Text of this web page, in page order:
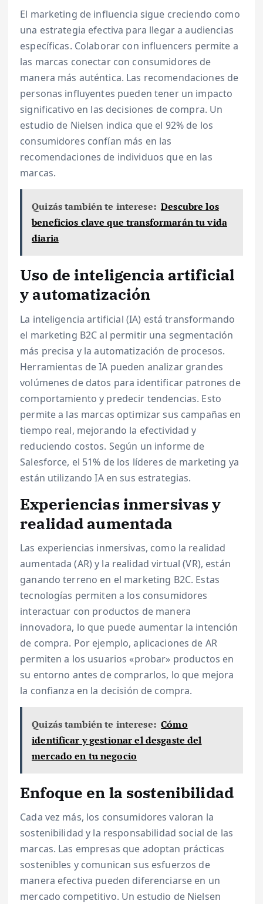
El marketing de influencia sigue creciendo como
una estrategia efectiva para llegar a audiencias
específicas. Colaborar con influencers permite a
las marcas conectar con consumidores de
manera más auténtica. Las recomendaciones de
personas influyentes pueden tener un impacto
significativo en las decisiones de compra. Un
estudio de Nielsen indica que el 92% de los
consumidores confían más en las
recomendaciones de individuos que en las
marcas.
Quizás también te interese: Descubre los
beneficios clave que transformarán tu vida
diaria
Uso de inteligencia artificial
y automatización
La inteligencia artificial (IA) está transformando
el marketing B2C al permitir una segmentación
más precisa y la automatización de procesos.
Herramientas de IA pueden analizar grandes
volúmenes de datos para identificar patrones de
comportamiento y predecir tendencias. Esto
permite a las marcas optimizar sus campañas en
tiempo real, mejorando la efectividad y
reduciendo costos. Según un informe de
Salesforce, el 51% de los líderes de marketing ya
están utilizando IA en sus estrategias.
Experiencias inmersivas y
realidad aumentada
Las experiencias inmersivas, como la realidad
aumentada (AR) y la realidad virtual (VR), están
ganando terreno en el marketing B2C. Estas
tecnologías permiten a los consumidores
interactuar con productos de manera
innovadora, lo que puede aumentar la intención
de compra. Por ejemplo, aplicaciones de AR
permiten a los usuarios «probar» productos en
su entorno antes de comprarlos, lo que mejora
la confianza en la decisión de compra.
Quizás también te interese: Cómo
identificar y gestionar el desgaste del
mercado en tu negocio
Enfoque en la sostenibilidad
Cada vez más, los consumidores valoran la
sostenibilidad y la responsabilidad social de las
marcas. Las empresas que adoptan prácticas
sostenibles y comunican sus esfuerzos de
manera efectiva pueden diferenciarse en un
mercado competitivo. Un estudio de Nielsen